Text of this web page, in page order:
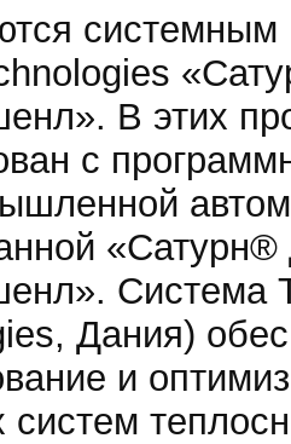
системным
В этих
с
«Сатурн®
Система
Дания)
и
систем